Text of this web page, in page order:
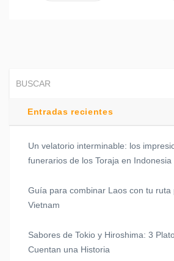
Entradas recientes
Un velatorio interminable: los
funerarios de los Toraja en Indonesia
Guía para combinar Laos con tu ruta
Vietnam
Sabores de Tokio y Hiroshima: 3
Cuentan una Historia